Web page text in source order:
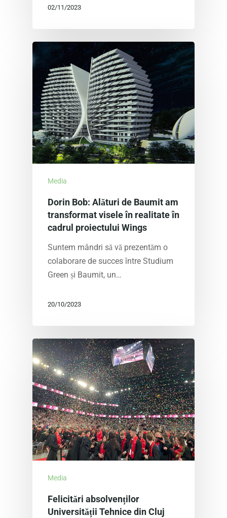
02/11/2023
Media
Dorin Bob: Alături de Baumit am
transformat visele în realitate în
cadrul proiectului Wings
Suntem mândri să vă prezentăm o
colaborare de succes între Studium
Green și Baumit, un…
20/10/2023
Media
Felicitări absolvenților
Universității Tehnice din Cluj